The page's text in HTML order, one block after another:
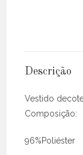
Descrição
Vestido
Composição:
96%Poliéster